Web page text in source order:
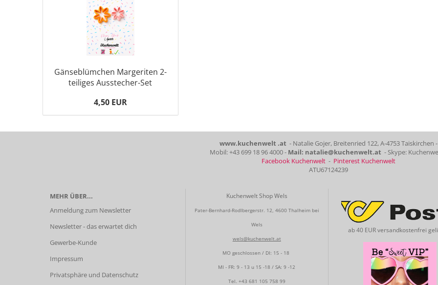
Gänseblümchen Margeriten 2-
teiliges Ausstecher-Set
4,50 EUR
www.kuchenwelt .at - Natalie Gojer, Breitenried 122, A-4753 Taiskirchen -
Mobil: +43 699 18 96 4000 - Mail: natalie@kuchenwelt.at - Skype:
Facebook Kuchenwelt - Pinterest Kuchenwelt
ATU67124239
MEHR ÜBER...
Anmeldung zum Newsletter
Newsletter - das erwartet dich
Gewerbe-Kunde
Impressum
Privatsphäre und Datenschutz
Kuchenwelt Shop Wels
Pater-Bernhard-Rodlbergerstr. 12, 4600 Thalheim bei
Wels
wels@kuchenwelt.at
MO geschlossen / DI: 15 - 18
MI - FR: 9 - 13 u 15 -18 / SA: 9 -12
Tel. +43 681 105 758 99
ab 40 EUR versandkostenfrei